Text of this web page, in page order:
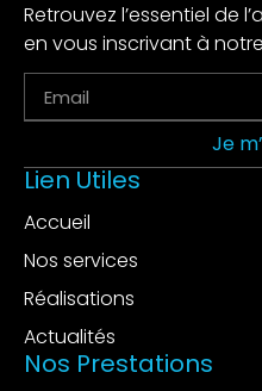
Retrouvez l’essentiel de
en vous inscrivant à
Je
Lien Utiles
Accueil
Nos services
Réalisations
Actualités
Nos Prestations